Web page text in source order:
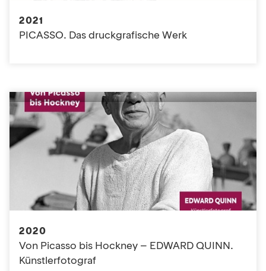
2021
PICASSO. Das druckgrafische Werk
2020
Von Picasso bis Hockney – EDWARD QUINN.
Künstlerfotograf